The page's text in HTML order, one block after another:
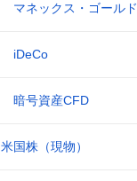
マネックス・ゴールド
iDeCo
暗号資産CFD
米国株（現物）